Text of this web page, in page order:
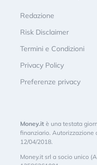
Redazione
Risk Disclaimer
Termini e Condizioni
Privacy Policy
Preferenze privacy
Money.it è una testata
finanziario. Autorizzazione
12/04/2018.
Money.it srl a socio unico